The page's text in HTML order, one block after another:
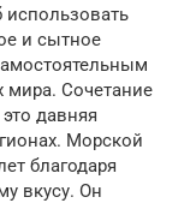
и сытное
Сочетание
давняя
Морской
благодаря
вкусу. Он